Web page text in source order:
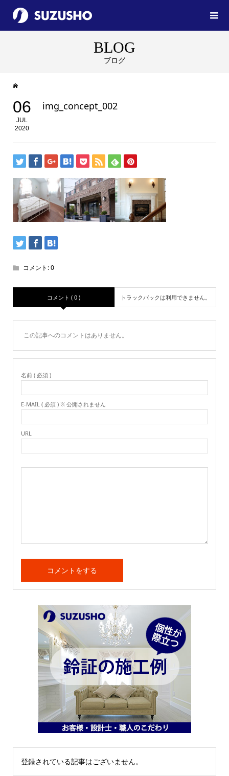
BLOG
ブログ
06
JUL
2020
img_concept_002
コメント:0
コメント ( 0 ) トラックバックは利用できません。
この記事へのコメントはありません。
名前 ( 必須 )
E-MAIL ( 必須 ) ※ 公開されません
URL
登録されている記事はございません。